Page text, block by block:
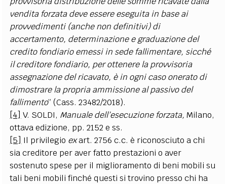
vendita forzata deve essere eseguita in base ai
provvedimenti (anche non definitivi) di
accertamento, determinazione e graduazione del
credito fondiario emessi in sede fallimentare, sicché
il creditore fondiario, per ottenere la provvisoria
assegnazione del ricavato, è in ogni caso onerato di
dimostrare la propria ammissione al passivo del
fallimento” (Cass. 23482/2018).
[4] V. SOLDI, Manuale dell’esecuzione forzata,Milano,
ottava edizione, pp. 2152 e ss.
[5] Il privilegio exart. 2756 c.c. è riconosciuto a chi
sia creditore per aver fatto prestazioni o aver
sostenuto spese per il miglioramento di beni mobili su
tali beni mobili finché questi si trovino presso chi ha